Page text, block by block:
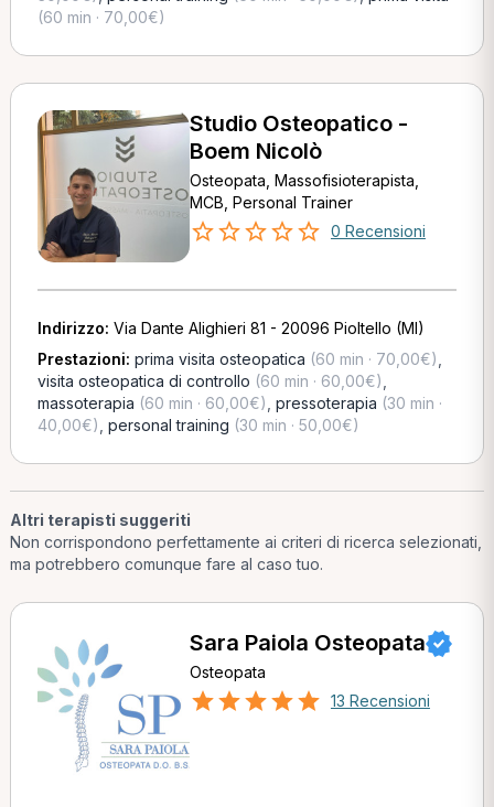
(60 min · 70,00€)
Studio Osteopatico -
Boem Nicolò
Osteopata, Massofisioterapista,
MCB, Personal Trainer
0 Recensioni
Indirizzo: Via Dante Alighieri 81 - 20096 Pioltello (MI)
Prestazioni: prima visita osteopatica (60 min · 70,00€)
visita osteopatica di controllo (60 min · 60,00€)
massoterapia (60 min · 60,00€) pressoterapia (30 min ·
40,00€) personal training (30 min · 50,00€)
Altri terapisti suggeriti
Non corrispondono perfettamente ai criteri di ricerca selezionati,
ma potrebbero comunque fare al caso tuo.
Sara Paiola Osteopata
Osteopata
13 Recensioni